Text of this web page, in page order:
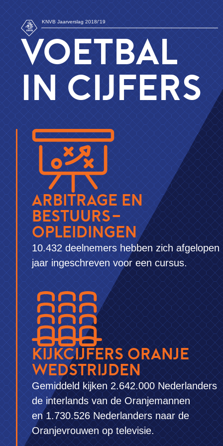
KNVB Jaarverslag 2018/'19
VOETBAL
IN CIJFERS
ARBITRAGE EN
BESTUURS­-
OPLEIDINGEN
10.432 deelnemers hebben zich afgelopen
jaar ingeschreven voor een cursus.
KIJKCIJFERS ORANJE
WEDSTRIJDEN
Gemiddeld kijken 2.642.000 Nederlanders
de interlands van de Oranjemannen
en 1.730.526 Nederlanders naar de
Oranjevrouwen op televisie.